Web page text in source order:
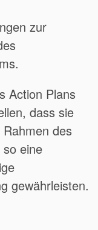
zur
Action Plans
dass sie
des
eine
gewährleisten.